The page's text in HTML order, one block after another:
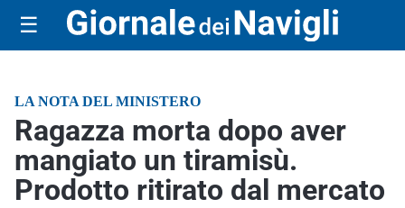
☰
LA NOTA DEL MINISTERO
Ragazza morta dopo aver
mangiato un tiramisù.
Prodotto ritirato dal mercato